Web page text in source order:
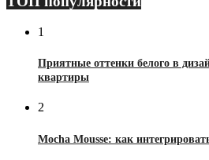
1
Приятные оттенки белого в
квартиры
2
Mocha Mousse: как